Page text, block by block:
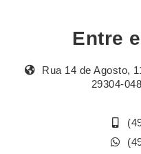
Entre
Rua 14 de Agosto,
29304-